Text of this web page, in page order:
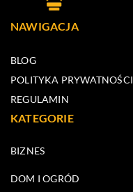
NAWIGACJA
BLOG
POLITYKA PRYWATNOŚCI
REGULAMIN
KATEGORIE
BIZNES
DOM I OGRÓD